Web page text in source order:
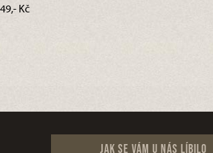
49,- Kč
Jak se vám u nás líbilo